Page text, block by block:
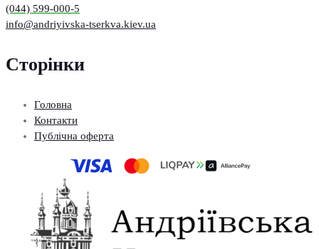
(044) 599-000-5
info@andriyivska-tserkva.kiev.ua
Сторінки
Головна
Контакти
Публічна оферта